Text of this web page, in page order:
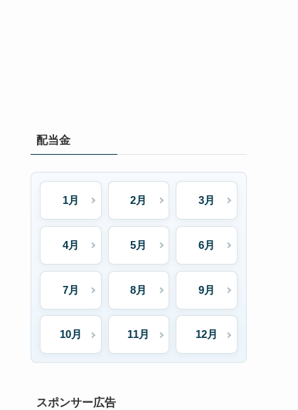
配当金
1月 2月 3月
4月 5月 6月
7月 8月 9月
10月 11月 12月
スポンサー広告